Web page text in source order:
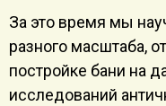
За это время мы
разного масштаба,
постройке бани на
исследований